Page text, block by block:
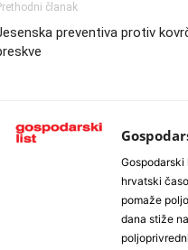
članak
preventiva protiv
hrvatski
pomaže
dana stiže